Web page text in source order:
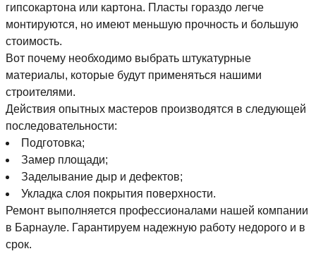
гипсокартона или картона. Пласты гораздо легче
монтируются, но имеют меньшую прочность и большую
стоимость.
Вот почему необходимо выбрать штукатурные
материалы, которые будут применяться нашими
строителями.
Действия опытных мастеров производятся в следующей
последовательности:
Подготовка;
Замер площади;
Заделывание дыр и дефектов;
Укладка слоя покрытия поверхности.
Ремонт выполняется профессионалами нашей компании
в Барнауле. Гарантируем надежную работу недорого и в
срок.